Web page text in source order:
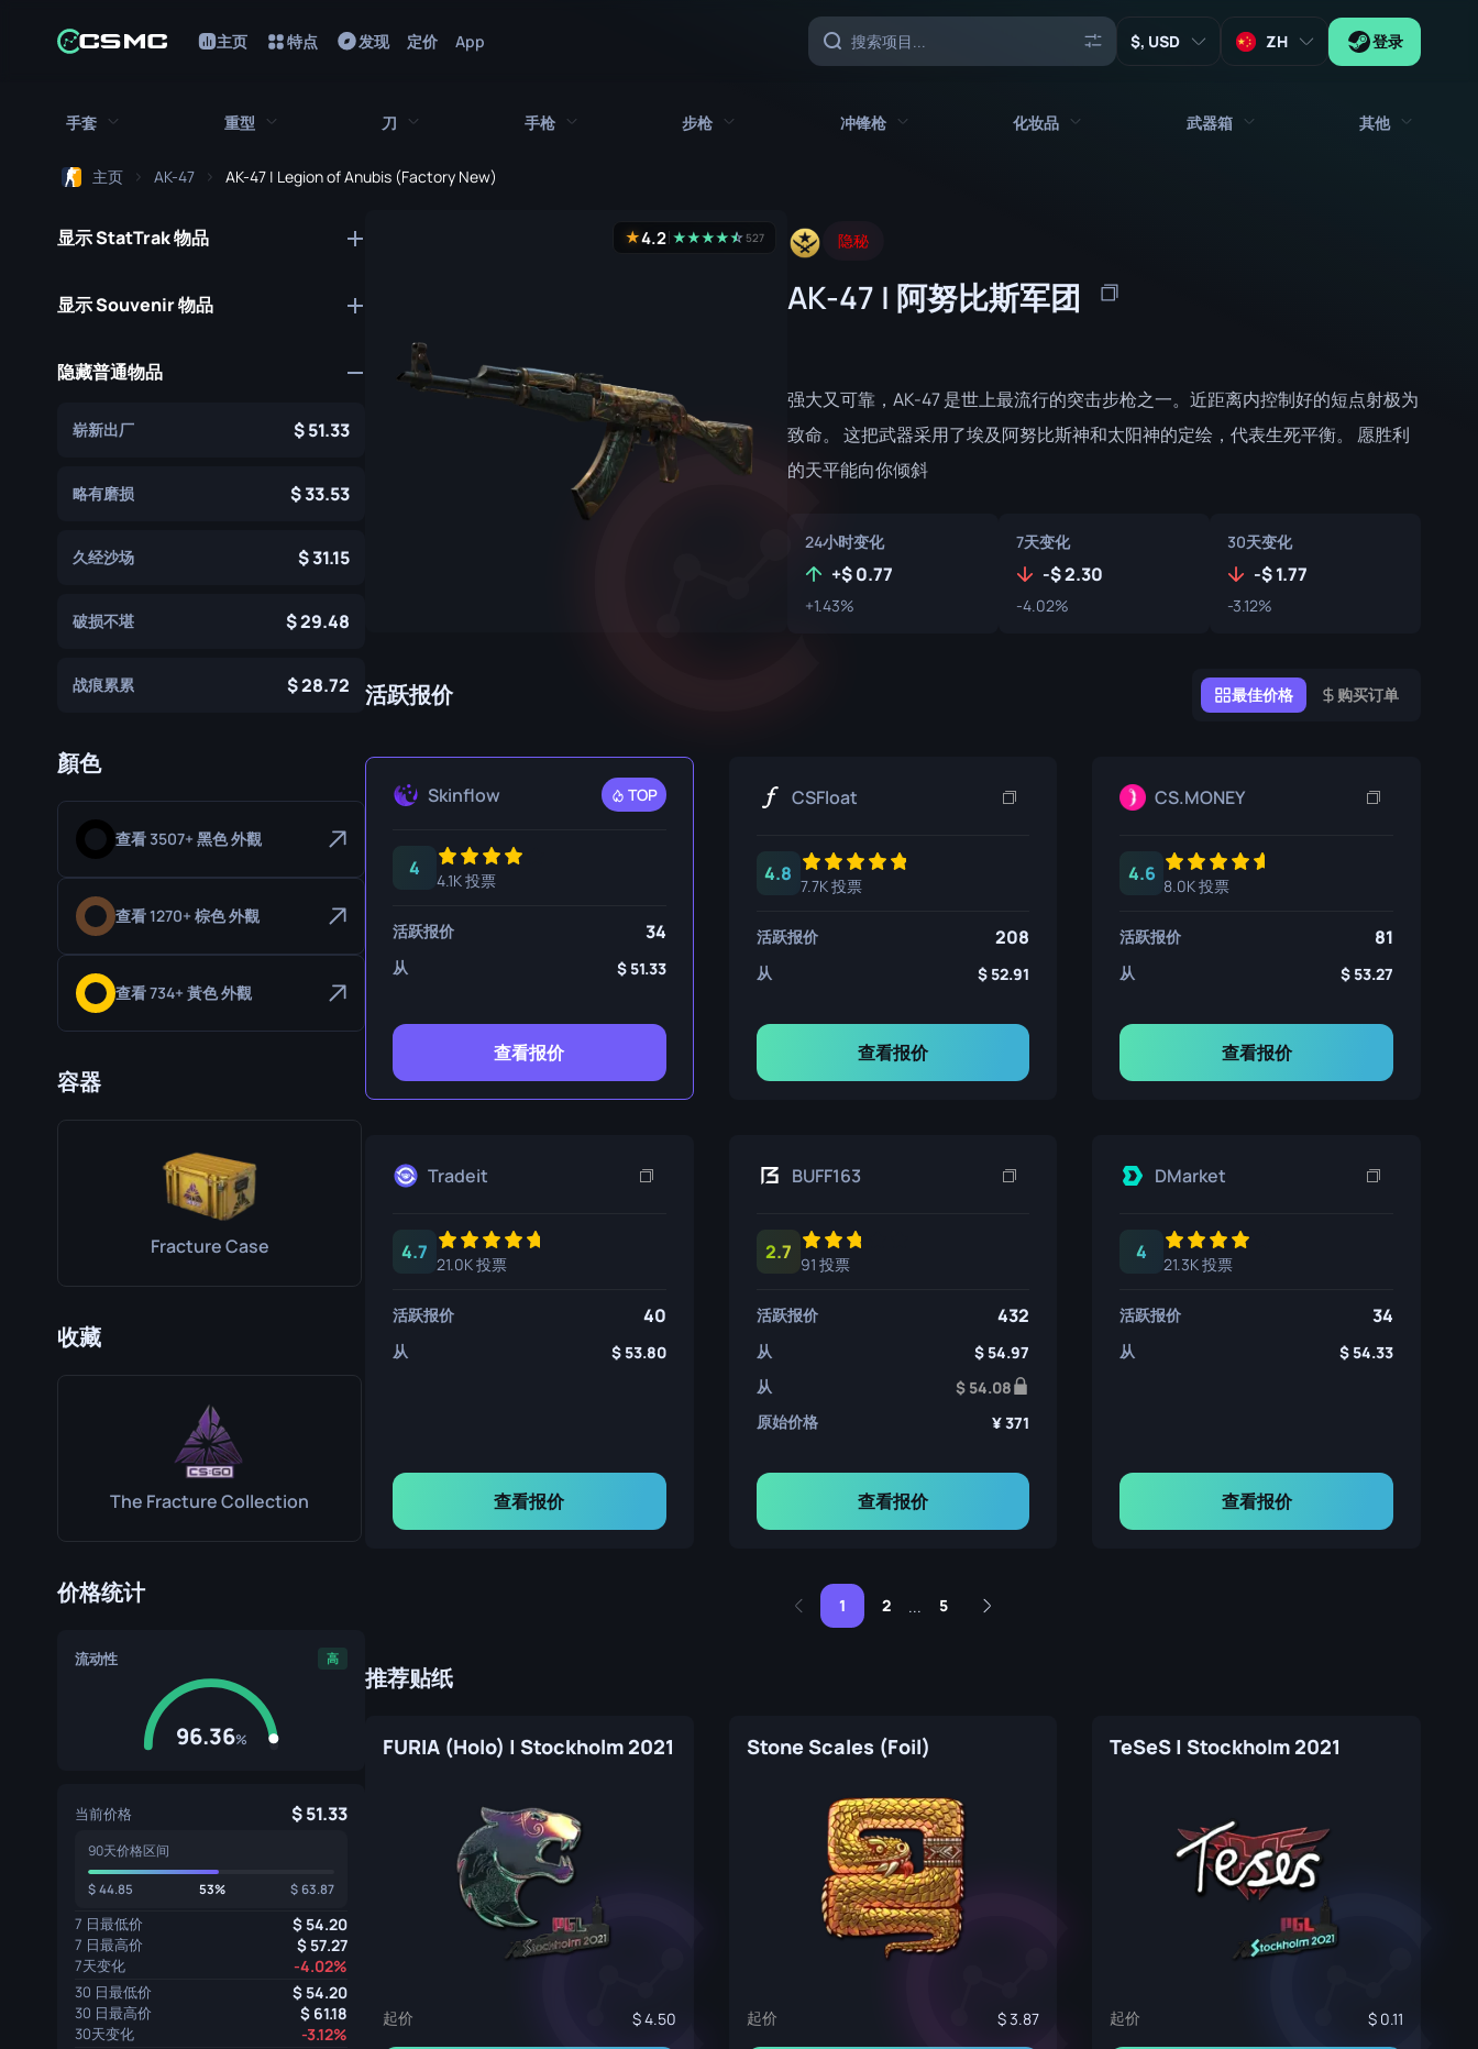
主页 特点 发现 定价 App , USD ZH 登录
手套
猎犬手套
折断的牙齿手套
手包
九头蛇手套
运动手套
重型
锯短型霰弹枪
刀
经典刀
M9 刺刀
影子匕首
熊刀
手枪
CZ75 自动
Five-SeveN
Glock-18
P2000
P250
步枪
AK-47
G3SG1
加利尔 AR
冲锋枪
MP5-SD
P90
PP-野牛
化妆品
武器挂饰
补丁
武器箱
贴纸胶囊
纪念品
纪念品亮点
其他
主页 AK-47 AK-47 | Legion of Anubis (Factory New)
显示 StatTrak 物品
显示 Souvenir 物品
隐藏普通物品
崭新出厂 51.33
略有磨损 33.53
久经沙场 31.15
破损不堪 29.48
战痕累累 28.72
顏色
查看 3507+ 黑色 外觀
查看 1270+ 棕色 外觀
查看 734+ 黃色 外觀
容器
Fracture Case
收藏
The Fracture Collection
价格统计
流动性 高
96.36%
当前价格 51.33
90天价格区间
44.85 53% 63.87
7 日最低价 54.20
7 日最高价 57.27
7天变化 -4.02%
30 日最低价 54.20
30 日最高价 61.18
30天变化 -3.12%
★4.2 ★★★★★
☆527 隐秘
AK-47 | 阿努比斯军团
强大又可靠，AK-47 是世上最流行的突击步枪之一。近距离内控制好的短点射极为
致命。 这把武器采用了埃及阿努比斯神和太阳神的定绘，代表生死平衡。 愿胜利
的天平能向你倾斜
24小时变化
+ 0.77
+1.43%
7天变化
- 2.30
-4.02%
30天变化
- 1.77
-3.12%
活跃报价 最佳价格 购买订单
Skinflow TOP
4
4.1K 投票
活跃报价 34
从 51.33
查看报价
CSFloat
4.8
7.7K 投票
活跃报价 208
从 52.91
查看报价
CS.MONEY
4.6
8.0K 投票
活跃报价 81
从 53.27
查看报价
Tradeit
4.7
21.0K 投票
活跃报价 40
从 53.80
查看报价
BUFF163
2.7
91 投票
活跃报价 432
从
54.97
从
54.08
原始价格
371
查看报价
DMarket
4
21.3K 投票
活跃报价 34
从 54.33
查看报价
1 2 ... 5
推荐贴纸
FURIA (Holo) | Stockholm 2021
起价 4.50
Stone Scales (Foil)
起价 3.87
TeSeS | Stockholm 2021
起价 0.11